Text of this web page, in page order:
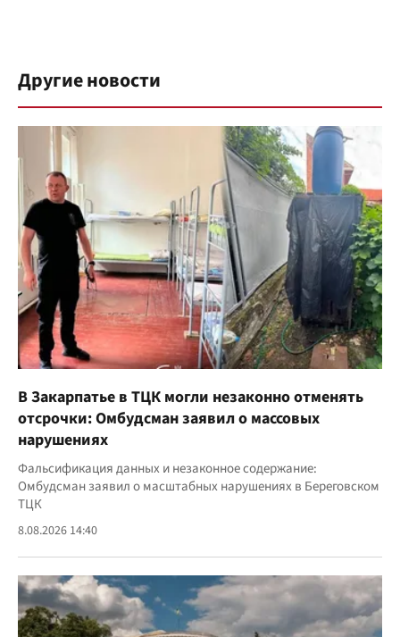
Другие новости
В Закарпатье в ТЦК могли незаконно отменять
отсрочки: Омбудсман заявил о массовых
нарушениях
Фальсификация данных и незаконное содержание:
Омбудсман заявил о масштабных нарушениях в Береговском
ТЦК
8.08.2026 14:40